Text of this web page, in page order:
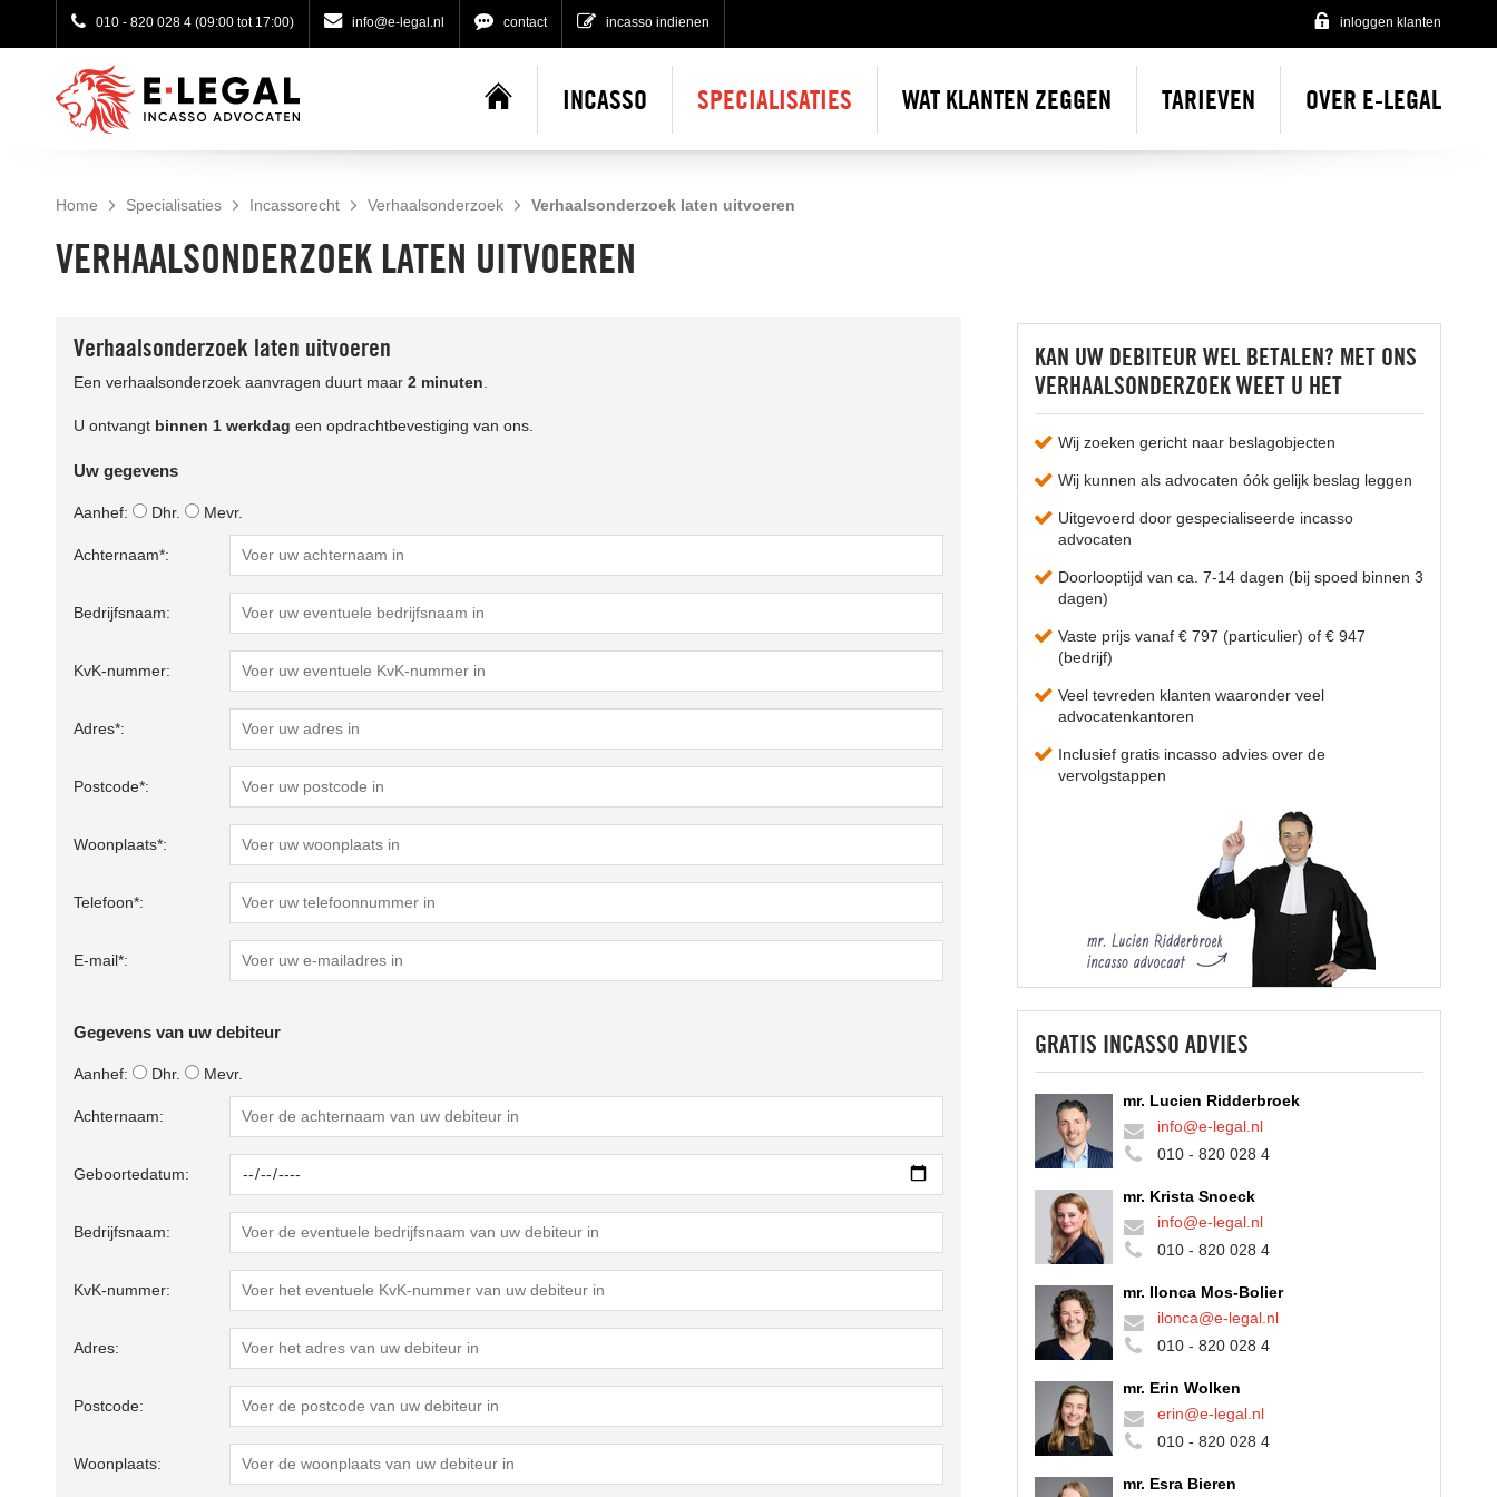
010 - 820 028 4 (09:00 tot 17:00) info@e-legal.nl contact incasso indienen inloggen klanten
INCASSO
No cure no pay incasso
Gratis incasso advies
Gerechtelijke incasso
SPECIALISATIES WAT KLANTEN ZEGGEN TARIEVEN OVER E-LEGAL
Home Specialisaties Incassorecht Verhaalsonderzoek Verhaalsonderzoek laten uitvoeren
VERHAALSONDERZOEK LATEN UITVOEREN
Verhaalsonderzoek laten uitvoeren
Een verhaalsonderzoek aanvragen duurt maar 2 minuten
U ontvangt binnen 1 werkdag een opdrachtbevestiging van ons.
Uw gegevens
Aanhef: Dhr. Mevr.
Achternaam*:
Bedrijfsnaam:
KvK-nummer:
Adres*:
Postcode*:
Woonplaats*:
Telefoon*:
E-mail*:
Gegevens van uw debiteur
Aanhef: Dhr. Mevr.
Achternaam:
Geboortedatum:
Bedrijfsnaam:
KvK-nummer:
Adres:
Postcode:
Woonplaats:
KAN UW DEBITEUR WEL BETALEN? MET ONS
VERHAALSONDERZOEK WEET U HET
Wij zoeken gericht naar beslagobjecten
Wij kunnen als advocaten óók gelijk beslag leggen
Uitgevoerd door gespecialiseerde incasso
advocaten
Doorlooptijd van ca. 7-14 dagen (bij spoed binnen 3
dagen)
Vaste prijs vanaf € 797 (particulier) of € 947
(bedrijf)
Veel tevreden klanten waaronder veel
advocatenkantoren
Inclusief gratis incasso advies over de
vervolgstappen
GRATIS INCASSO ADVIES
mr. Lucien Ridderbroek
info@e-legal.nl
010 - 820 028 4
mr. Krista Snoeck
info@e-legal.nl
010 - 820 028 4
mr. Ilonca Mos-Bolier
ilonca@e-legal.nl
010 - 820 028 4
mr. Erin Wolken
erin@e-legal.nl
010 - 820 028 4
mr. Esra Bieren